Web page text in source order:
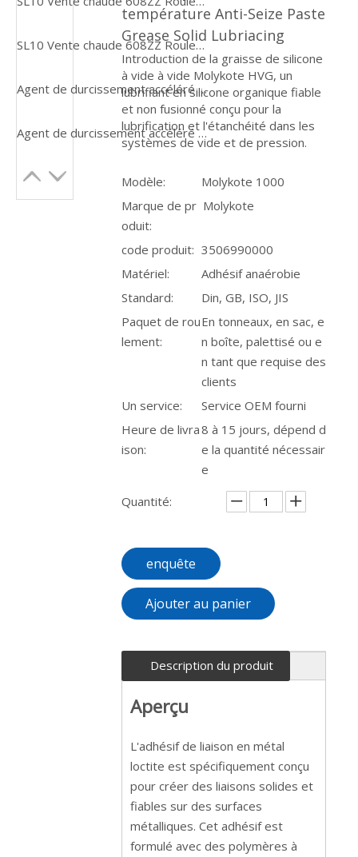
SL10 Vente chaude 608ZZ Roulement à billes à gorge profonde
Agent de durcissement accéléré SL29 Loctiter 770 SF7649 Agent de traitement de surface accélérateur adhésif à séchage instantané
Agent de durcissement accéléré SL29 Loctiter 770 SF7649 Agent de traitement de surface accélérateur adhésif à séchage instantané
température Anti-Seize Paste
Grease Solid Lubriacing
Introduction de la graisse de silicone
à vide à vide Molykote HVG, un
lubrifiant en silicone organique fiable
et non fusionné conçu pour la
lubrification et l'étanchéité dans les
systèmes de vide et de pression.
Modèle:
Molykote 1000
Marque de pr
oduit:
Molykote
code produit: 3506990000
Matériel:
Adhésif anaérobie
Standard:
Din, GB, ISO, JIS
Paquet de rou
lement:
En tonneaux, en sac, e
n boîte, palettisé ou e
n tant que requise des
clients
Un service:
Service OEM fourni
Heure de livra
ison:
8 à 15 jours, dépend d
e la quantité nécessair
e
Quantité:
enquête
Ajouter au panier
Description du produit
Aperçu
L'adhésif de liaison en métal
loctite est spécifiquement conçu
pour créer des liaisons solides et
fiables sur des surfaces
métalliques. Cet adhésif est
formulé avec des polymères à